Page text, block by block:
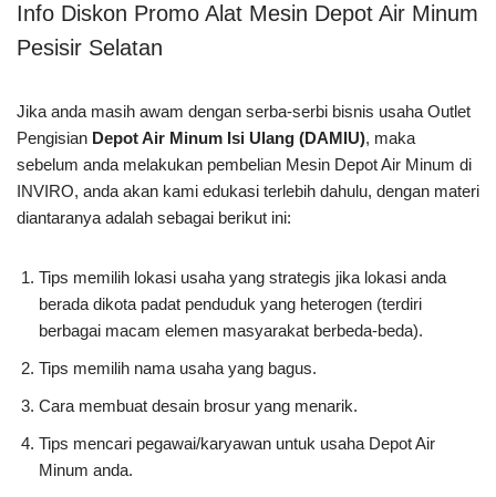
Info Diskon Promo Alat Mesin Depot Air Minum
Pesisir Selatan
Jika anda masih awam dengan serba-serbi bisnis usaha Outlet
Pengisian Depot Air Minum Isi Ulang (DAMIU), maka
sebelum anda melakukan pembelian Mesin Depot Air Minum di
INVIRO, anda akan kami edukasi terlebih dahulu, dengan materi
diantaranya adalah sebagai berikut ini:
Tips memilih lokasi usaha yang strategis jika lokasi anda
berada dikota padat penduduk yang heterogen (terdiri
berbagai macam elemen masyarakat berbeda-beda).
Tips memilih nama usaha yang bagus.
Cara membuat desain brosur yang menarik.
Tips mencari pegawai/karyawan untuk usaha Depot Air
Minum anda.